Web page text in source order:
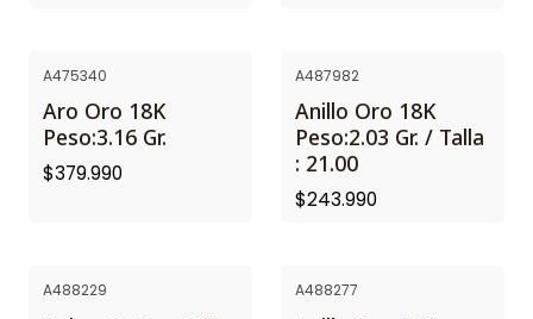
A475340
Aro Oro 18K
Peso:3.16 Gr.
$379.990
A487982
Anillo Oro 18K
Peso:2.03 Gr. / Talla
: 21.00
$243.990
A488229 A488277